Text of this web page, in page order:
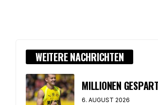
WEITERE NACHRICHTEN
MILLIONEN
6. AUGUST 2026